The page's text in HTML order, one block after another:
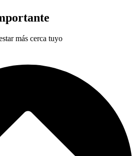
más cerca tuyo